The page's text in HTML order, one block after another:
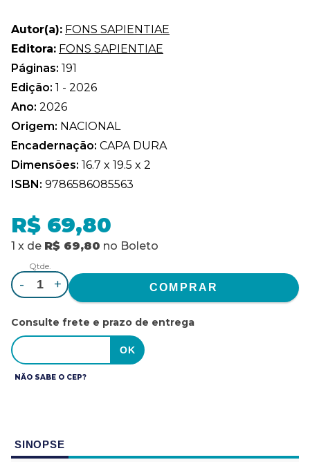
Autor(a): FONS SAPIENTIAE
Editora: FONS SAPIENTIAE
Páginas: 191
Edição: 1 - 2026
Ano: 2026
Origem: NACIONAL
Encadernação: CAPA DURA
Dimensões: 16.7 x 19.5 x 2
ISBN: 9786586085563
R$ 69,80
1 x de R$ 69,80 no Boleto
Qtde.
- +
Consulte frete e prazo de entrega
NÃO SABE O CEP?
SINOPSE